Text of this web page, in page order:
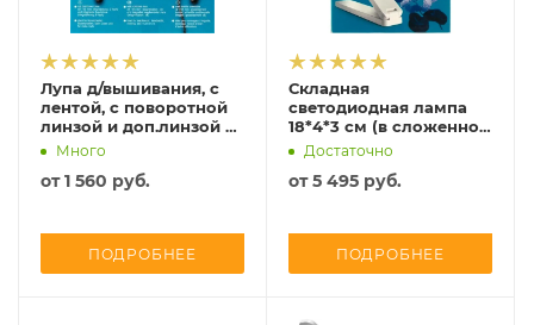
Лупа д/вышивания, с
лентой, с поворотной
линзой и доп.линзой с
8-ми кратным
Prym,611731
Много
от1 560 руб.
ПОДРОБНЕЕ
Складная
светодиодная лампа
18*4*3 cм (в сложенном
состоянии), Prym,
610719
Достаточно
от5 495 руб.
ПОДРОБНЕЕ